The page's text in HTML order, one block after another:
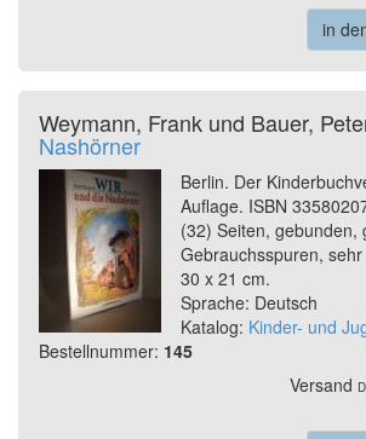
in
Weymann, Frank und Bauer,
Nashörner
Berlin. Der
Auflage. ISBN
(32) Seiten, gebunden,
Gebrauchsspuren,
30 x 21 cm.
Sprache: Deutsch
Katalog: Kinder- und
Bestellnummer: 145
Versand